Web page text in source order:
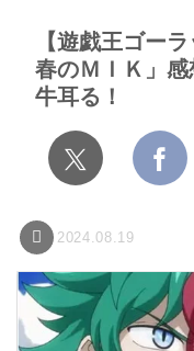
【遊戯王ゴー
春のＭＩＫ」
牛耳る！
2024.08.19